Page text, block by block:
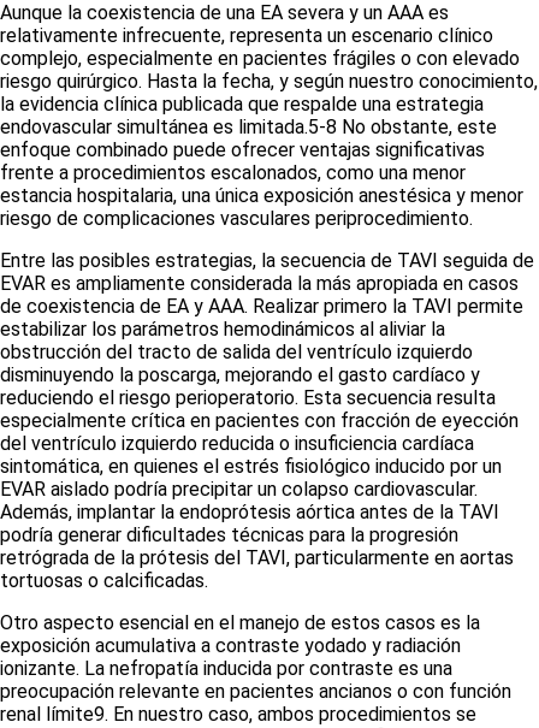
Aunque la coexistencia de una EA severa y un AAA es
relativamente infrecuente, representa un escenario clínico
complejo, especialmente en pacientes frágiles o con elevado
riesgo quirúrgico. Hasta la fecha, y según nuestro conocimiento,
la evidencia clínica publicada que respalde una estrategia
endovascular simultánea es limitada.5-8 No obstante, este
enfoque combinado puede ofrecer ventajas significativas
frente a procedimientos escalonados, como una menor
estancia hospitalaria, una única exposición anestésica y menor
riesgo de complicaciones vasculares periprocedimiento.
Entre las posibles estrategias, la secuencia de TAVI seguida de
EVAR es ampliamente considerada la más apropiada en casos
de coexistencia de EA y AAA. Realizar primero la TAVI permite
estabilizar los parámetros hemodinámicos al aliviar la
obstrucción del tracto de salida del ventrículo izquierdo
disminuyendo la poscarga, mejorando el gasto cardíaco y
reduciendo el riesgo perioperatorio. Esta secuencia resulta
especialmente crítica en pacientes con fracción de eyección
del ventrículo izquierdo reducida o insuficiencia cardíaca
sintomática, en quienes el estrés fisiológico inducido por un
EVAR aislado podría precipitar un colapso cardiovascular.
Además, implantar la endoprótesis aórtica antes de la TAVI
podría generar dificultades técnicas para la progresión
retrógrada de la prótesis del TAVI, particularmente en aortas
tortuosas o calcificadas.
Otro aspecto esencial en el manejo de estos casos es la
exposición acumulativa a contraste yodado y radiación
ionizante. La nefropatía inducida por contraste es una
preocupación relevante en pacientes ancianos o con función
renal límite9. En nuestro caso, ambos procedimientos se